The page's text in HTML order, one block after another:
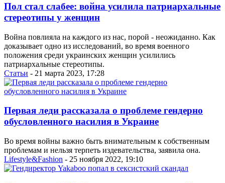
Пол стал слабее: война усилила патриархальные
стереотипы у женщин
Война повлияла на каждого из нас, порой - неожиданно. Как
доказывает одно из исследований, во время военного
положения среди украинских женщин усилились
патриархальные стереотипы.
Статьи - 21 марта 2023, 17:28
Первая леди рассказала о проблеме гендерно
обусловленного насилия в Украине
Во время войны важно быть внимательным к собственным
проблемам и нельзя терпеть издевательства, заявила она.
Lifestyle&Fashion - 25 ноября 2022, 19:10